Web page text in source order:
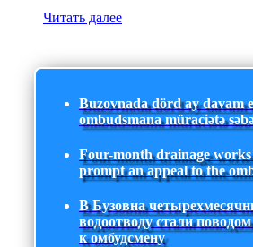
Читать далее
Buzovnada dörd ay davam
ombudsmana müraciətə
Four-month drainage
prompt an appeal to the
В Бузовна
водоотводу стали
к омбудсмену